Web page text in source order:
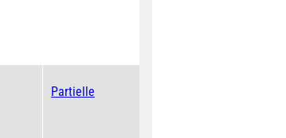
Partielle